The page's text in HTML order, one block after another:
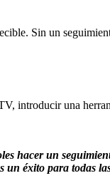
Sin un
introducir una
un
un éxito para todas